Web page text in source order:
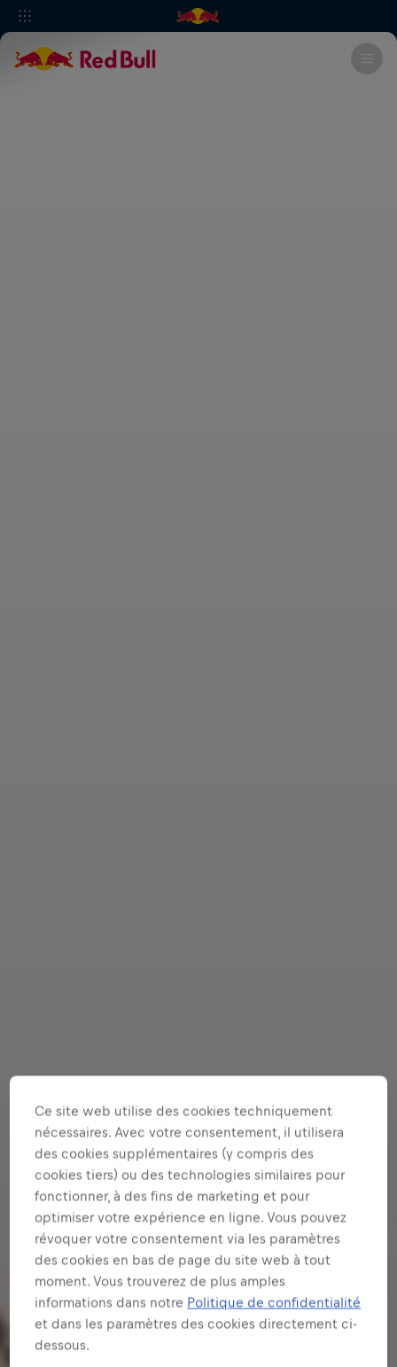
Ce site web utilise des cookies techniquement
nécessaires. Avec votre consentement, il utilisera
des cookies supplémentaires (y compris des
cookies tiers) ou des technologies similaires pour
fonctionner, à des fins de marketing et pour
optimiser votre expérience en ligne. Vous pouvez
révoquer votre consentement via les paramètres
des cookies en bas de page du site web à tout
moment. Vous trouverez de plus amples
informations dans notre Politique de confidentialité
et dans les paramètres des cookies directement ci-
dessous.